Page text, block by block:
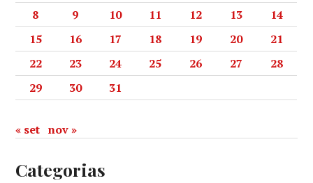
8
9 10 11 12 13
14
15
16 17 18 19 20
21
22
23 24 25 26 27
28
29
30 31
« set nov »
Categorias